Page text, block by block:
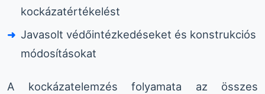
kockázatértékelést
Javasolt védőintézkedéseket és konstrukciós
módosításokat
A kockázatelemzés folyamata az összes